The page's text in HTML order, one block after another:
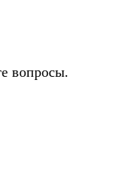
вопросы.